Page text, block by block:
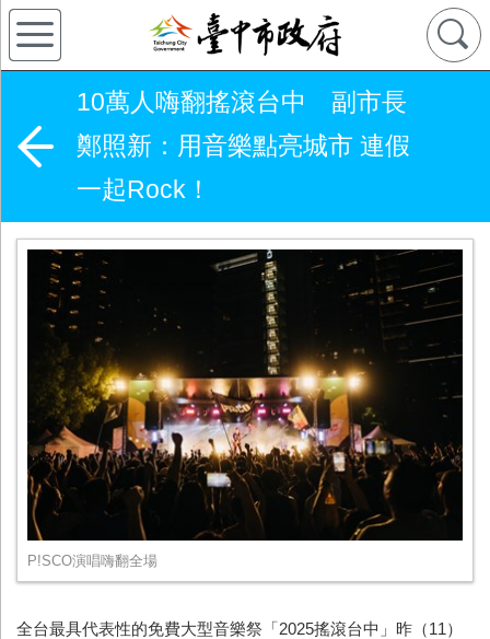
10萬人嗨翻搖滾台中 副市長
鄭照新：用音樂點亮城市 連假
一起Rock！
P!SCO演唱嗨翻全場
全台最具代表性的免費大型音樂祭「2025搖滾台中」昨（11）